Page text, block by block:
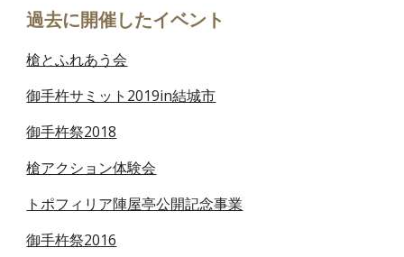
過去に開催したイベント
槍とふれあう会
御手杵サミット2019in結城市
御手杵祭2018
槍アクション体験会
トポフィリア陣屋亭公開記念事業
御手杵祭2016